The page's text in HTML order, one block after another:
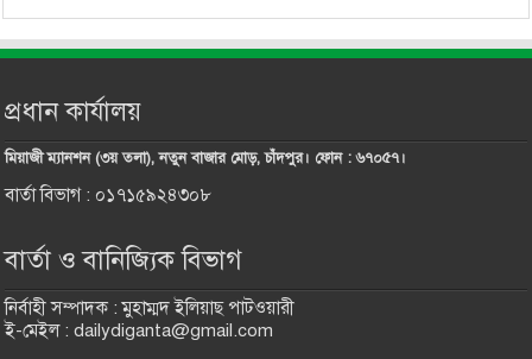
প্রধান কার্যালয়
মিয়াজী ম্যানশন (৩য় তলা), নতুন বাজার মোড়, চাঁদপুর। ফোন : ৬৭০৫৭।
বার্তা বিভাগ : ০১৭১৫৯২৪৩০৮
বার্তা ও বানিজ্যিক বিভাগ
নির্বাহী সম্পাদক : মুহাম্মদ ইলিয়াছ পাটওয়ারী
ই-মেইল : dailydiganta@gmail.com